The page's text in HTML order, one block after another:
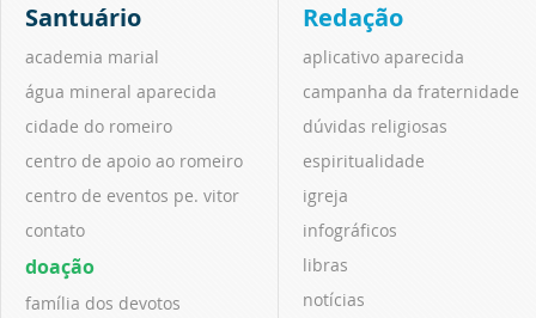
Santuário
academia marial
água mineral aparecida
cidade do romeiro
centro de apoio ao romeiro
centro de eventos pe. vitor
contato
doação
família dos devotos
Redação
aplicativo aparecida
campanha da fraternidade
dúvidas religiosas
espiritualidade
igreja
infográficos
libras
notícias